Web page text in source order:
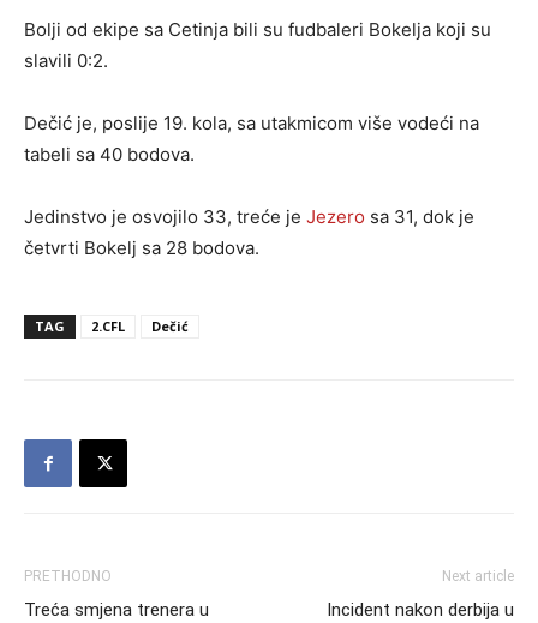
Bolji od ekipe sa Cetinja bili su fudbaleri Bokelja koji su
slavili 0:2.
Dečić je, poslije 19. kola, sa utakmicom više vodeći na
tabeli sa 40 bodova.
Jedinstvo je osvojilo 33, treće je Jezero sa 31, dok je
četvrti Bokelj sa 28 bodova.
TAG 2.CFL Dečić
PRETHODNO
Treća smjena trenera u
Next article
Incident nakon derbija u